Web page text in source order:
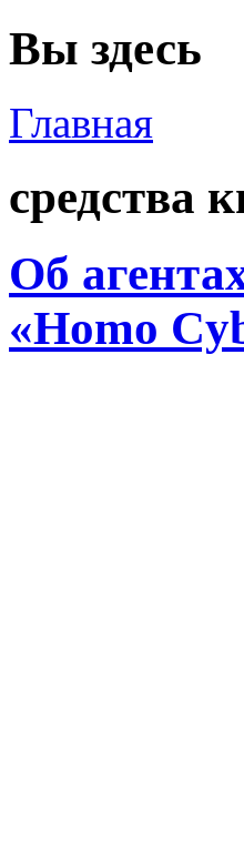
Вы здесь
Главная
средства
Об
«Homo